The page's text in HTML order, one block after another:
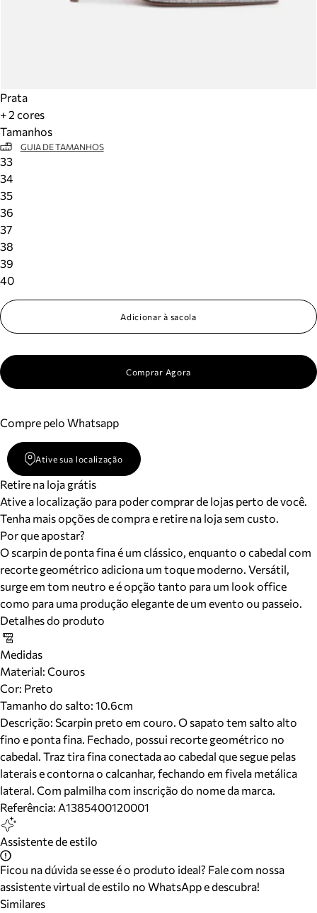
Prata
+ 2 cores
Tamanhos
GUIA DE TAMANHOS
33
34
35
36
37
38
39
40
Adicionar à sacola
Comprar Agora
Compre pelo Whatsapp
Ative sua localização
Retire na loja grátis
Ative a localização para poder comprar de lojas perto de você.
Tenha mais opções de compra e retire na loja sem custo.
Por que apostar?
O scarpin de ponta fina é um clássico, enquanto o cabedal com
recorte geométrico adiciona um toque moderno. Versátil,
surge em tom neutro e é opção tanto para um look office
como para uma produção elegante de um evento ou passeio.
Detalhes do produto
Medidas
Material: Couros
Cor: Preto
Tamanho do salto: 10.6cm
Descrição: Scarpin preto em couro. O sapato tem salto alto
fino e ponta fina. Fechado, possui recorte geométrico no
cabedal. Traz tira fina conectada ao cabedal que segue pelas
laterais e contorna o calcanhar, fechando em fivela metálica
lateral. Com palmilha com inscrição do nome da marca.
Referência: A1385400120001
Assistente de estilo
Ficou na dúvida se esse é o produto ideal? Fale com nossa
assistente virtual de estilo no WhatsApp e descubra!
Similares